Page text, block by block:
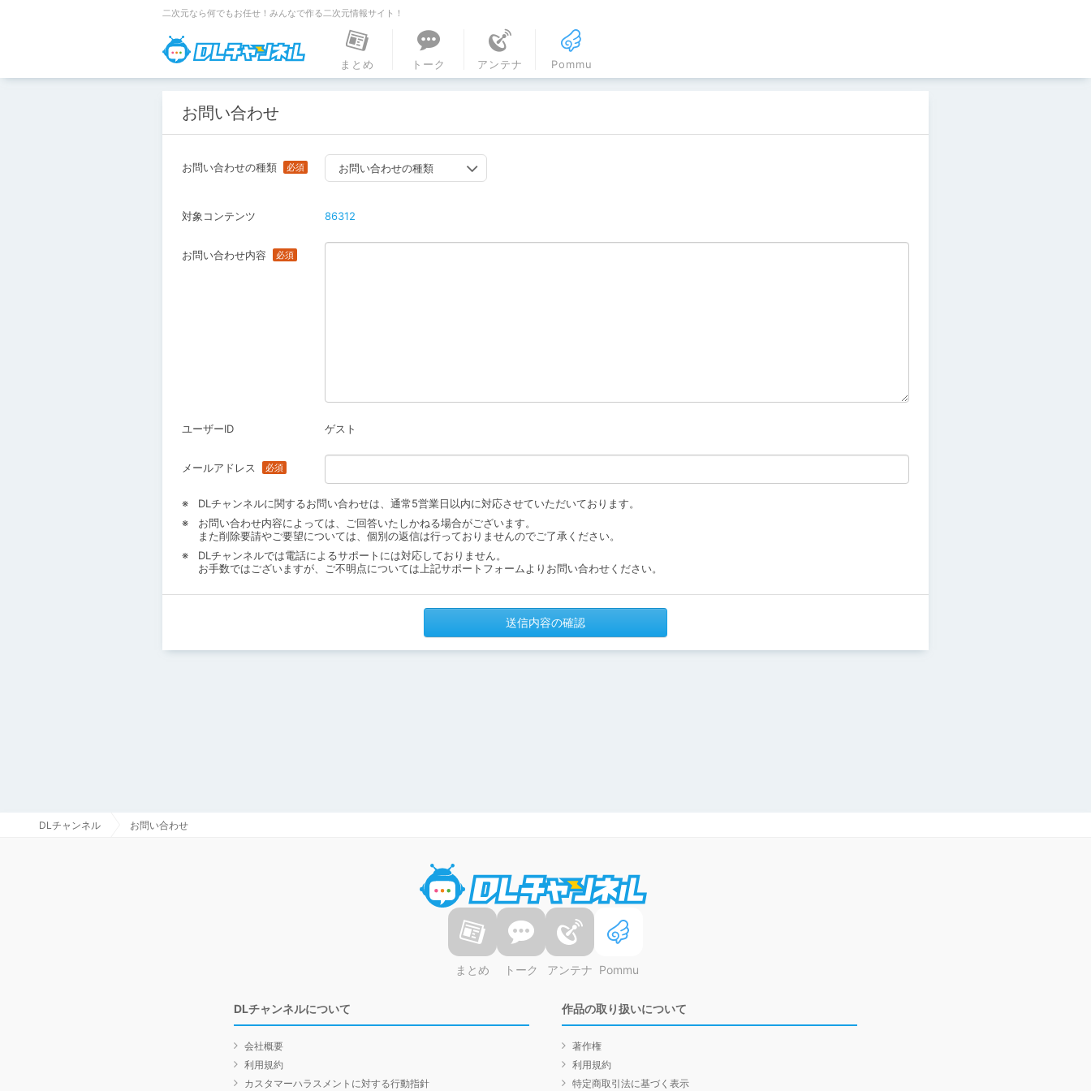
二次元なら何でもお任せ！みんなで作る二次元情報サイト！
DLチャンネル
まとめ
トーク アンテナ Pommu
お問い合わせ
お問い合わせの種類 お問い合わせの種類
対象コンテンツ 86312
お問い合わせ内容
ユーザーID ゲスト
メールアドレス
DLチャンネルに関するお問い合わせは、通常5営業日以内に対応させていただいております。
お問い合わせ内容によっては、ご回答いたしかねる場合がございます。
また削除要請やご要望については、個別の返信は行っておりませんのでご了承ください。
DLチャンネルでは電話によるサポートには対応しておりません。
お手数ではございますが、ご不明点については上記サポートフォームよりお問い合わせください。
送信内容の確認
DLチャンネル お問い合わせ
まとめ トーク アンテナ Pommu
DLチャンネルについて
会社概要
利用規約
カスタマーハラスメントに対する行動指針
作品の取り扱いについて
著作権
利用規約
特定商取引法に基づく表示